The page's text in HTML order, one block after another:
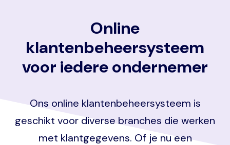
Online
klantenbeheersysteem
voor iedere ondernemer
Ons online klantenbeheersysteem is
geschikt voor diverse branches die werken
met klantgegevens. Of je nu een